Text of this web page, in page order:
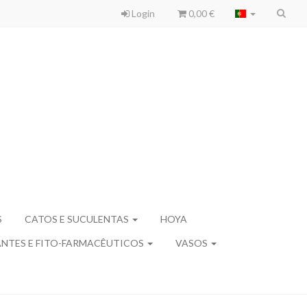
Login 0,00 €
CATOS E SUCULENTAS HOYA
E FITO-FARMACÊUTICOS VASOS